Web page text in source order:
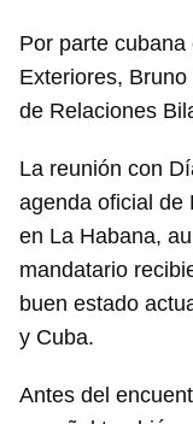
Por parte
Exteriores,
de Relaciones
La reunión con
agenda oficial de
en La Habana,
mandatario
buen estado
y Cuba.
Antes del